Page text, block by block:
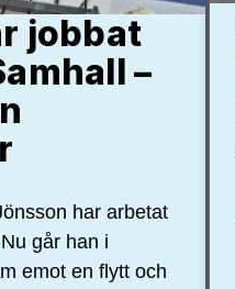
jobbat
–
har arbetat
går han i
emot en flytt och